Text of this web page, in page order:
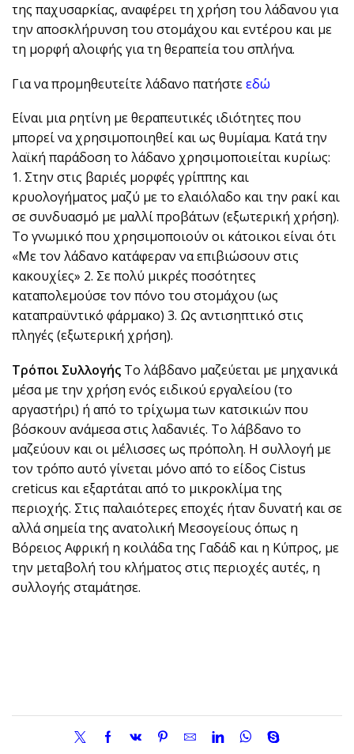
της παχυσαρκίας, αναφέρει τη χρήση του λάδανου για
την αποσκλήρυνση του στομάχου και εντέρου και με
τη μορφή αλοιφής για τη θεραπεία του σπλήνα.
Για να προμηθευτείτε λάδανο πατήστεεδώ
Είναι μια ρητίνη με θεραπευτικές ιδιότητες που
μπορεί να χρησιμοποιηθεί και ως θυμίαμα. Κατά την
λαϊκή παράδοση το λάδανο χρησιμοποιείται κυρίως:
1. Στην στις βαριές μορφές γρίππης και
κρυολογήματος μαζύ με το ελαιόλαδο και την ρακί και
σε συνδυασμό με μαλλί προβάτων (εξωτερική χρήση).
Το γνωμικό που χρησιμοποιούν οι κάτοικοι είναι ότι
«Με τον λάδανο κατάφεραν να επιβιώσουν στις
κακουχίες» 2. Σε πολύ μικρές ποσότητες
καταπολεμούσε τον πόνο του στομάχου (ως
καταπραϋντικό φάρμακο) 3. Ως αντισηπτικό στις
πληγές (εξωτερική χρήση).
Τρόποι Συλλογής Το λάβδανο μαζεύεται με μηχανικά
μέσα με την χρήση ενός ειδικού εργαλείου (το
αργαστήρι) ή από το τρίχωμα των κατσικιών που
βόσκουν ανάμεσα στις λαδανιές. Το λάβδανο το
μαζεύουν και οι μέλισσες ως πρόπολη. Η συλλογή με
τον τρόπο αυτό γίνεται μόνο από το είδος Cistus
creticus και εξαρτάται από το μικροκλίμα της
περιοχής. Στις παλαιότερες εποχές ήταν δυνατή και σε
αλλά σημεία της ανατολική Μεσογείους όπως η
Βόρειος Αφρική η κοιλάδα της Γαδάδ και η Κύπρος, με
την μεταβολή του κλήματος στις περιοχές αυτές, η
συλλογής σταμάτησε.